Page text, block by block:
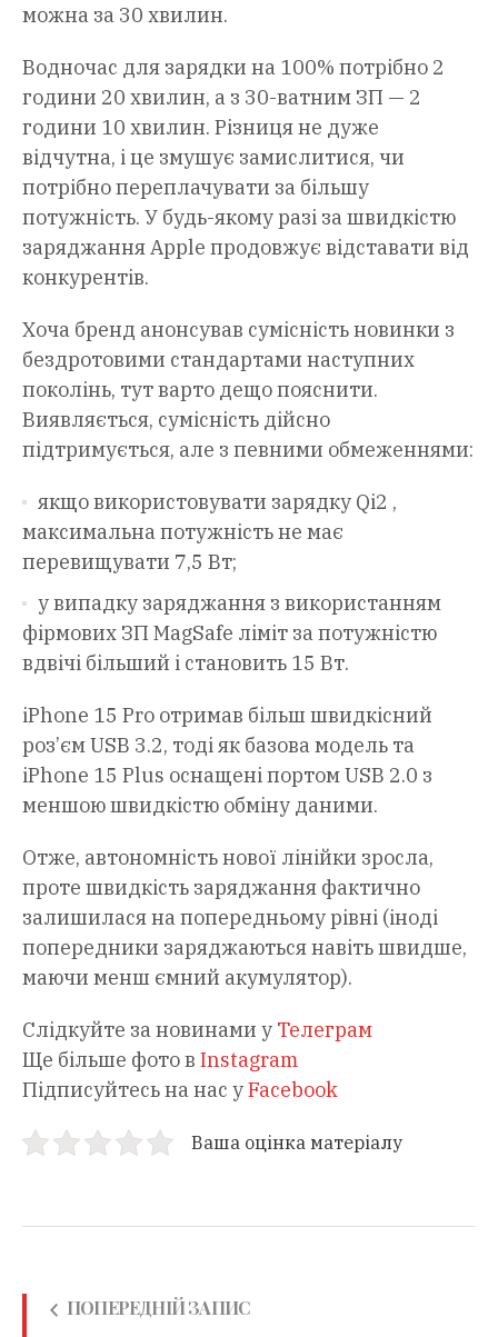
можна за 30 хвилин.
Водночас для зарядки на 100% потрібно 2
години 20 хвилин, а з 30-ватним ЗП — 2
години 10 хвилин. Різниця не дуже
відчутна, і це змушує замислитися, чи
потрібно переплачувати за більшу
потужність. У будь-якому разі за швидкістю
заряджання Apple продовжує відставати від
конкурентів.
Хоча бренд анонсував сумісність новинки з
бездротовими стандартами наступних
поколінь, тут варто дещо пояснити.
Виявляється, сумісність дійсно
підтримується, але з певними обмеженнями:
якщо використовувати зарядку Qi2 ,
максимальна потужність не має
перевищувати 7,5 Вт;
у випадку заряджання з використанням
фірмових ЗП MagSafe ліміт за потужністю
вдвічі більший і становить 15 Вт.
iPhone 15 Pro отримав більш швидкісний
роз’єм USB 3.2, тоді як базова модель та
iPhone 15 Plus оснащені портом USB 2.0 з
меншою швидкістю обміну даними.
Отже, автономність нової лінійки зросла,
проте швидкість заряджання фактично
залишилася на попередньому рівні (іноді
попередники заряджаються навіть швидше,
маючи менш ємний акумулятор).
Слідкуйте за новинами у Телеграм
Ще більше фото в Instagram
Підписуйтесь на нас уFacebook
Ваша оцінка матеріалу
ПОПЕРЕДНІЙ ЗАПИС